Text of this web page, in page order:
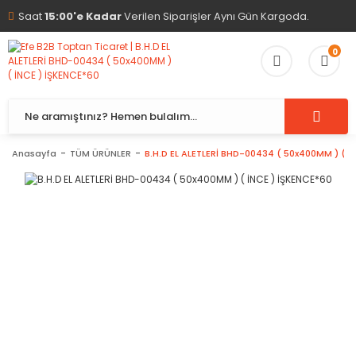
Saat15:00'e KadarVerilen Siparişler Aynı Gün Kargoda.
0
Anasayfa TÜM ÜRÜNLER B.H.D EL ALETLERİ BHD-00434 ( 50x400MM ) (